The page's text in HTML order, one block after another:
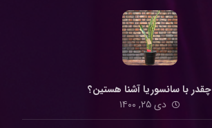
چقدر با سانسوریا آشنا هستین؟
دی ۲۵, ۱۴۰۰